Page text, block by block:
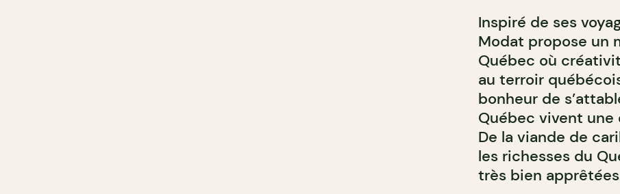
Inspiré de ses
Modat propose un
Québec où
au terroir
bonheur de
Québec vivent
De la viande de
les richesses du
très bien